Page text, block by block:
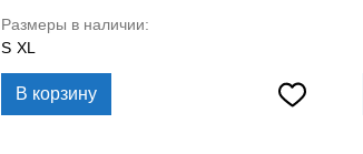
Размеры в наличии:
S XL
В корзину